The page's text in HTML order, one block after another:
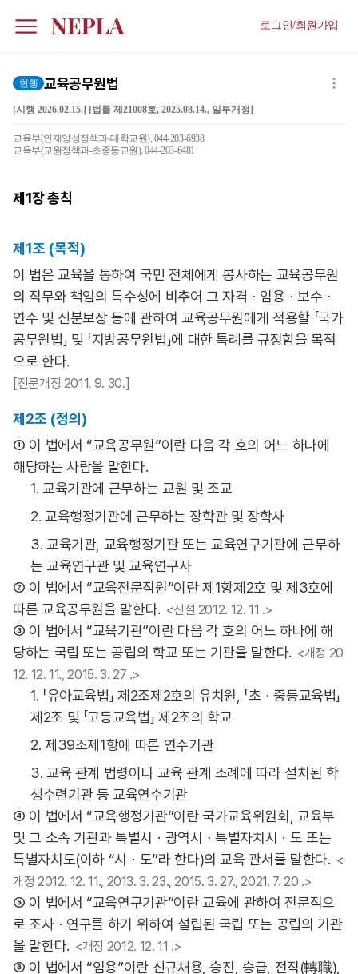
로그인/회원가입
현행 교육공무원법
[시행 2026.02.15.] [법률 제21008호, 2025.08.14., 일부개정]
교육부(인재양성정책과-대학교원), 044-203-6938
교육부(교원정책과-초중등교원), 044-203-6481
제1장총칙
제1조 (목적)
이 법은 교육을 통하여 국민 전체에게 봉사하는 교육공무원
의 직무와 책임의 특수성에 비추어 그 자격ㆍ임용ㆍ보수ㆍ
연수 및 신분보장 등에 관하여 교육공무원에게 적용할 「국가
공무원법」 및 「지방공무원법」에 대한 특례를 규정함을 목적
으로 한다.
[전문개정 2011. 9. 30.]
제2조 (정의)
① 이 법에서 “교육공무원”이란 다음 각 호의 어느 하나에
해당하는 사람을 말한다.
1. 교육기관에 근무하는 교원 및 조교
2. 교육행정기관에 근무하는 장학관 및 장학사
3. 교육기관, 교육행정기관 또는 교육연구기관에 근무하
는 교육연구관 및 교육연구사
② 이 법에서 “교육전문직원”이란 제1항제2호 및 제3호에
따른 교육공무원을 말한다. <신설 2012. 12. 11 .>
③ 이 법에서 “교육기관”이란 다음 각 호의 어느 하나에 해
당하는 국립 또는 공립의 학교 또는 기관을 말한다. <개정 20
12. 12. 11., 2015. 3. 27 .>
1. 「유아교육법」 제2조제2호의 유치원, 「초ㆍ중등교육법」
제2조 및 「고등교육법」 제2조의 학교
2. 제39조제1항에 따른 연수기관
3. 교육 관계 법령이나 교육 관계 조례에 따라 설치된 학
생수련기관 등 교육연수기관
④ 이 법에서 “교육행정기관”이란 국가교육위원회, 교육부
및 그 소속 기관과 특별시ㆍ광역시ㆍ특별자치시ㆍ도 또는
특별자치도(이하 “시ㆍ도”라 한다)의 교육 관서를 말한다. <
개정 2012. 12. 11., 2013. 3. 23., 2015. 3. 27., 2021. 7. 20 .>
⑤ 이 법에서 “교육연구기관”이란 교육에 관하여 전문적으
로 조사ㆍ연구를 하기 위하여 설립된 국립 또는 공립의 기관
을 말한다. <개정 2012. 12. 11 .>
⑥ 이 법에서 “임용”이란 신규채용, 승진, 승급, 전직(轉職),